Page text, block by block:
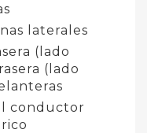
laterales
(lado
(lado
conductor